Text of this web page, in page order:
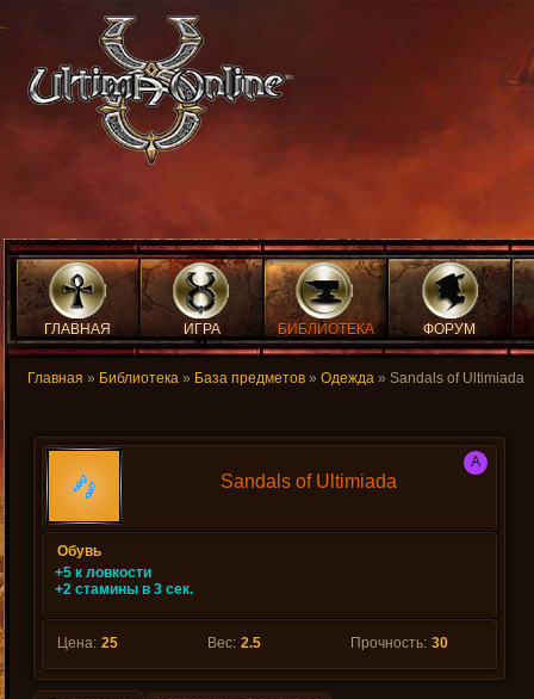
ГЛАВНАЯ ИГРА БИБЛИОТЕКА ФОРУМ
Главная » Библиотека » База предметов » Одежда » Sandals of Ultimiada
Sandals of Ultimiada
A
Обувь
+5 к ловкости
+2 стамины в 3 сек.
Цена: 25 Вес: 2.5 Прочность: 30